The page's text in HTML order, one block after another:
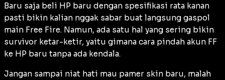
Baru saja beli HP baru dengan spesifikasi rata kanan
pasti bikin kalian nggak sabar buat langsung gaspol
main Free Fire. Namun, ada satu hal yang sering bikin
survivor ketar-ketir, yaitu gimana cara pindah akun FF
ke HP baru tanpa ada kendala.
Jangan sampai niat hati mau pamer skin baru, malah